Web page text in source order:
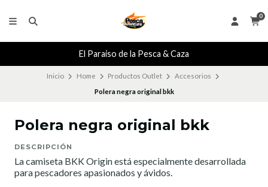
0
El Paraiso de la Pesca & Caza
Inicio Home Productos Outlet
Accesorios
Polera negra original bkk
Polera negra original bkk
DESCRIPCIÓN
La camiseta BKK Origin está especialmente desarrollada
para pescadores apasionados y ávidos.